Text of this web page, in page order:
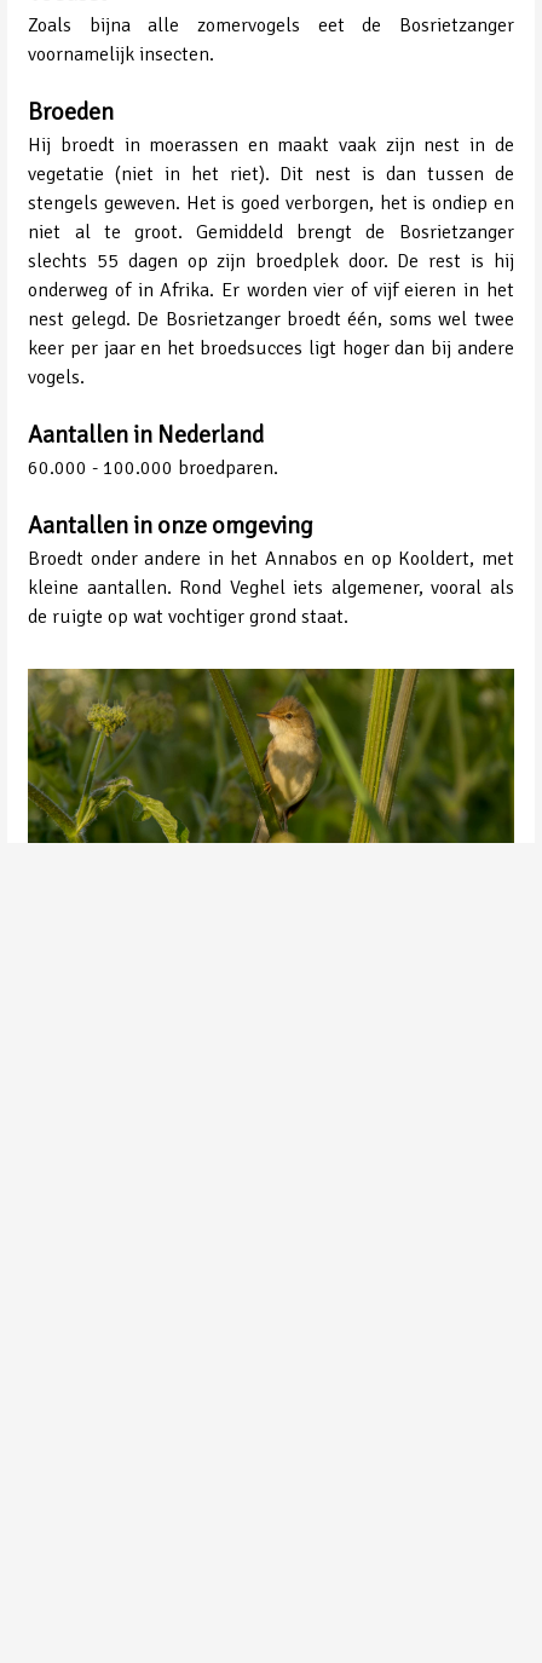
Zoals bijna alle zomervogels eet de Bosrietzanger
voornamelijk insecten.
Broeden
Hij broedt in moerassen en maakt vaak zijn nest in de
vegetatie (niet in het riet). Dit nest is dan tussen de
stengels geweven. Het is goed verborgen, het is ondiep en
niet al te groot. Gemiddeld brengt de Bosrietzanger
slechts 55 dagen op zijn broedplek door. De rest is hij
onderweg of in Afrika. Er worden vier of vijf eieren in het
nest gelegd. De Bosrietzanger broedt één, soms wel twee
keer per jaar en het broedsucces ligt hoger dan bij andere
vogels.
Aantallen in Nederland
60.000 - 100.000 broedparen.
Aantallen in onze omgeving
Broedt onder andere in het Annabos en op Kooldert, met
kleine aantallen. Rond Veghel iets algemener, vooral als
de ruigte op wat vochtiger grond staat.